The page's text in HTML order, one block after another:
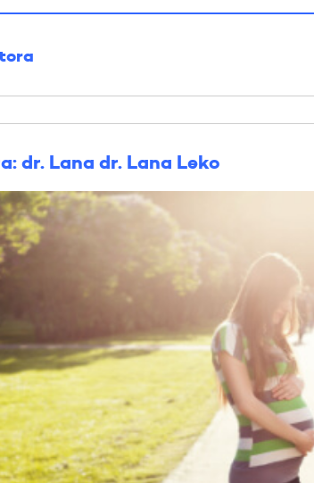
dr. Lana dr. Lana Leko